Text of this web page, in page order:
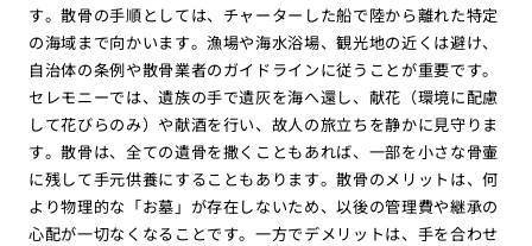
す。散骨の手順としては、チャーターした船で陸から離れた特定
の海域まで向かいます。漁場や海水浴場、観光地の近くは避け、
自治体の条例や散骨業者のガイドラインに従うことが重要です。
セレモニーでは、遺族の手で遺灰を海へ還し、献花（環境に配慮
して花びらのみ）や献酒を行い、故人の旅立ちを静かに見守りま
す。散骨は、全ての遺骨を撒くこともあれば、一部を小さな骨壷
に残して手元供養にすることもあります。散骨のメリットは、何
より物理的な「お墓」が存在しないため、以後の管理費や継承の
心配が一切なくなることです。一方でデメリットは、手を合わせ